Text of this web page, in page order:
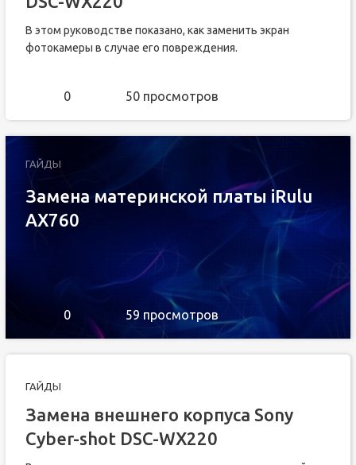
В этом руководстве показано, как заменить экран
фотокамеры в случае его повреждения.
0 50 просмотров
ГАЙДЫ
Замена материнской платы iRulu
AX760
0 59 просмотров
ГАЙДЫ
Замена внешнего корпуса Sony
Cyber-shot DSC-WX220